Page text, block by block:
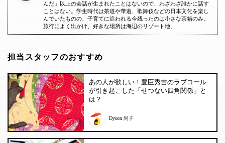
んだ」以上の会話が生まれたことはないので、わざわざ誰かに話す
ことはない。学生時代は茶道や華道、歌舞伎などの日本文化を楽し
んでいたものの、子育てに追われる今残ったのは小さな茶箱のみ。
旅行によく出かけ、好きな場所は海辺のリゾート地。
担当スタッフのおすすめ
あの人が欲しい！豊臣秀吉のラブコール
が引き起こした「せつない四角関係」と
は？
Dyson 尚子